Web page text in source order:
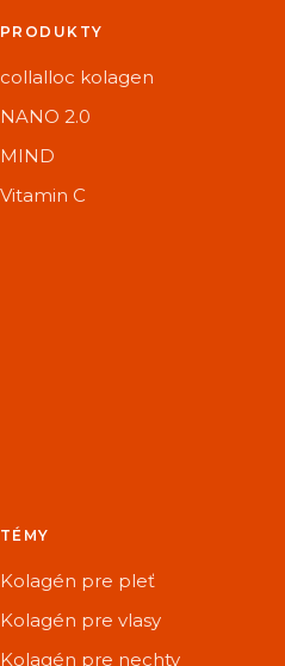
PRODUKTY
collalloc kolagen
NANO 2.0
MIND
Vitamin C
TÉMY
Kolagén pre pleť
Kolagén pre vlasy
Kolagén pre nechty